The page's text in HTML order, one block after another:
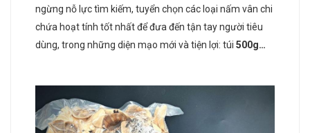
ngừng nỗ lực tìm kiếm, tuyển chọn các loại nấm vân chi
chứa hoạt tính tốt nhất để đưa đến tận tay người tiêu
dùng, trong những diện mạo mới và tiện lợi: túi 500g…